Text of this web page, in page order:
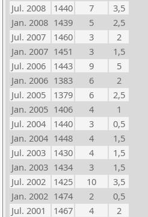
Jul. 2008
1440 7
3,5
Jan. 2008 1439 5
2,5
Jul. 2007
1460 3
2
Jan. 2007 1451 3
1,5
Jul. 2006
1443 9
5
Jan. 2006 1383 6
2
Jul. 2005
1379 6
2,5
Jan. 2005 1406 4
1
Jul. 2004
1440 3
0,5
Jan. 2004 1448 4
1,5
Jul. 2003
1430 4
1,5
Jan. 2003 1434 3
1,5
Jul. 2002
1425 10
3,5
Jan. 2002 1474 2
0,5
Jul. 2001
1467 4
2